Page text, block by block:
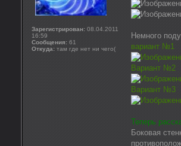
Зарегистрирован: 08.04.2011
16:59
Сообщения: 61
Откуда: там где нет ни чего(
Немного
вариант №1
Вариант №2
Вариант №3
Теперь
Боковая